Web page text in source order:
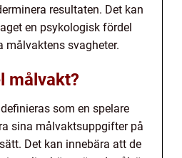
resultaten. Det kan
en psykologisk fördel
målvaktens svagheter.
målvakt?
som en spelare
sina målvaktsuppgifter på
Det kan innebära att de